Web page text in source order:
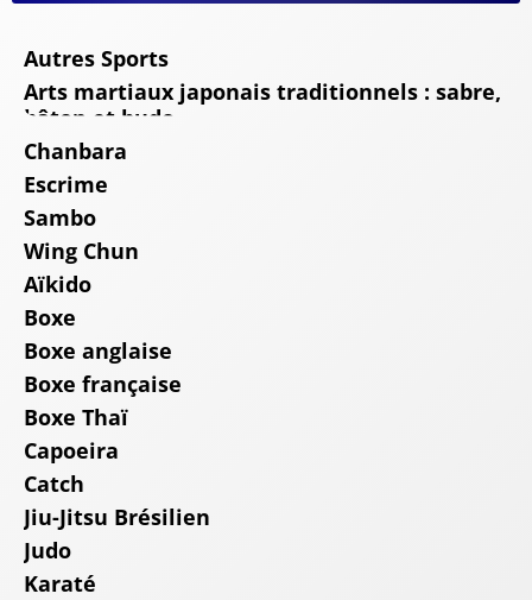
Autres Sports
Arts martiaux japonais traditionnels : sabre,
bâton et budo
Chanbara
Escrime
Sambo
Wing Chun
Aïkido
Boxe
Boxe anglaise
Boxe française
Boxe Thaï
Capoeira
Catch
Jiu-Jitsu Brésilien
Judo
Karaté